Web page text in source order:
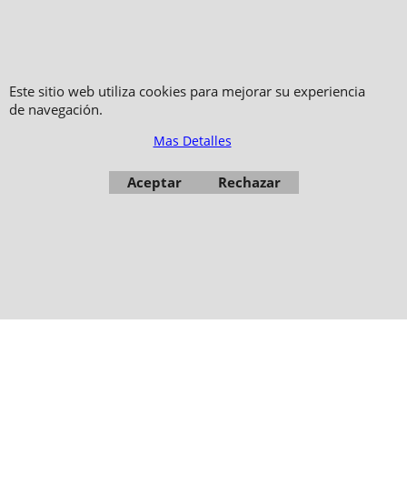
Copyright 2006-2024 © TAO DISTRIBUTION Tienda en linea para artes
51, avenue du Palais des Expositions 66000 Perpignan
Este sitio web utiliza cookies para mejorar su experiencia
de navegación.
Mas Detalles
Aceptar Rechazar